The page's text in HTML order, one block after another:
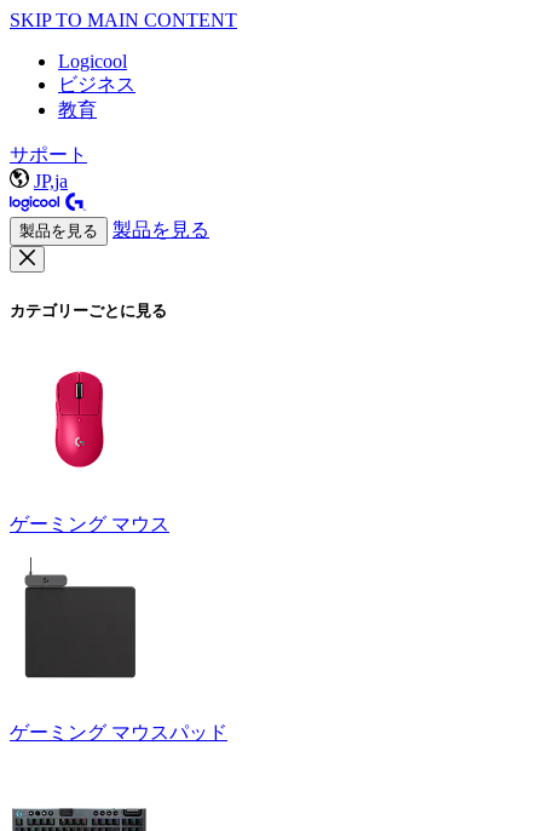
SKIP TO MAIN CONTENT
Logicool
ビジネス
教育
サポート
JP,ja
製品を見る 製品を見る
カテゴリーごとに見る
ゲーミング マウス
ゲーミング マウスパッド